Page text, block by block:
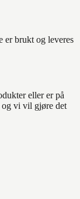
er brukt og leveres
eller er på
og vi vil gjøre det